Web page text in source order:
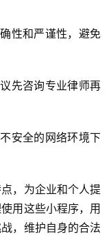
性和严谨性，避免
先咨询专业律师再
安全的网络环境下
，为企业和个人提
用这些小程序，用
，维护自身的合法